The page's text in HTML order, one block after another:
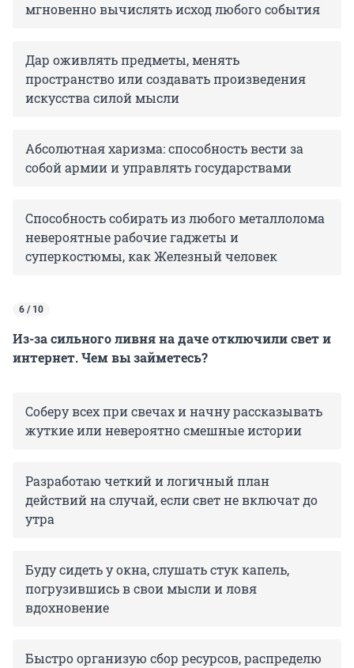
мгновенно вычислять исход любого события
Дар оживлять предметы, менять
пространство или создавать произведения
искусства силой мысли
Абсолютная харизма: способность вести за
собой армии и управлять государствами
Способность собирать из любого металлолома
невероятные рабочие гаджеты и
суперкостюмы, как Железный человек
6 / 10
Из-за сильного ливня на даче отключили свет и
интернет. Чем вы займетесь?
Соберу всех при свечах и начну рассказывать
жуткие или невероятно смешные истории
Разработаю четкий и логичный план
действий на случай, если свет не включат до
утра
Буду сидеть у окна, слушать стук капель,
погрузившись в свои мысли и ловя
вдохновение
Быстро организую сбор ресурсов, распределю